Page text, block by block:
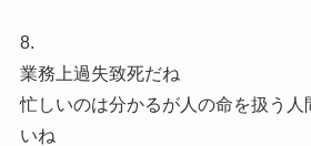
8.
業務上過失致死だね
忙しいのは分かるが人の命を扱う人
いね